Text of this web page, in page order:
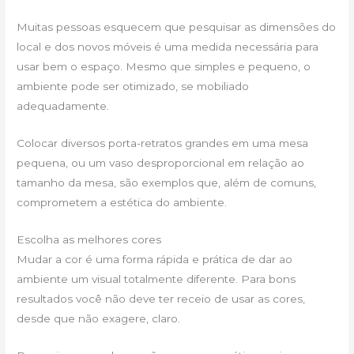
Muitas pessoas esquecem que pesquisar as dimensões do
local e dos novos móveis é uma medida necessária para
usar bem o espaço. Mesmo que simples e pequeno, o
ambiente pode ser otimizado, se mobiliado
adequadamente.
Colocar diversos porta-retratos grandes em uma mesa
pequena, ou um vaso desproporcional em relação ao
tamanho da mesa, são exemplos que, além de comuns,
comprometem a estética do ambiente.
Escolha as melhores cores
Mudar a cor é uma forma rápida e prática de dar ao
ambiente um visual totalmente diferente. Para bons
resultados você não deve ter receio de usar as cores,
desde que não exagere, claro.